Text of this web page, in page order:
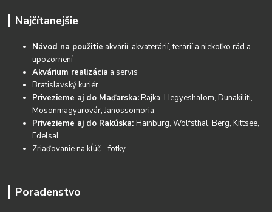
Najčítanejšie
Návod na použitie akvárií, akvaterárií, terárií a niekoľko rád a
upozornení
Akvárium realizácia a servis
Bratislavský kuriér
Privezieme aj do Maďarska:Rajka, Hegyeshalom, Dunakiliti,
Mosonmagyarovár, Janossomoria
Privezieme aj do Rakúska:Hainburg, Wolfsthal, Berg, Kittsee,
Edelsal
Zriaďovanie na kĺúč - fotky
Poradenstvo